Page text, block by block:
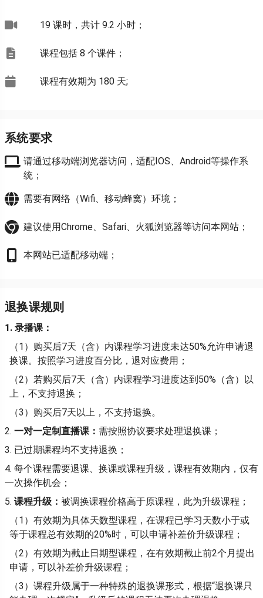
19 课时，共计 9.2 小时；
课程包括 8 个课件；
课程有效期为 180 天;
系统要求
请通过移动端浏览器访问，适配IOS、Android等操作系
统；
需要有网络（Wifi、移动蜂窝）环境；
建议使用Chrome、Safari、火狐浏览器等访问本网站；
本网站已适配移动端；
退换课规则
1. 录播课：
（1）购买后7天（含）内课程学习进度未达50%允许申请退
换课。按照学习进度百分比，退对应费用；
（2）若购买后7天（含）内课程学习进度达到50%（含）以
上，不支持退换；
（3）购买后7天以上，不支持退换。
2. 一对一定制直播课： 需按照协议要求处理退换课；
3. 已过期课程均不支持退换；
4. 每个课程需要退课、换课或课程升级，课程有效期内，仅有
一次操作机会；
5. 课程升级： 被调换课程价格高于原课程，此为升级课程；
（1）有效期为具体天数型课程，在课程已学习天数小于或
等于课程总有效期的20%时，可以申请补差价升级课程；
（2）有效期为截止日期型课程，在有效期截止前2个月提出
申请，可以补差价升级课程；
（3）课程升级属于一种特殊的退换课形式，根据“退换课只